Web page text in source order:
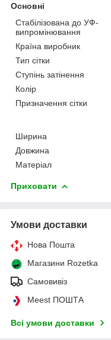
Основні
Стабілізована до УФ-
випромінювання
Країна виробник
Тип сітки
Ступінь затінення
Колір
Призначення сітки
Ширина
Довжина
Матеріал
Приховати
Умови доставки
Нова Пошта
Магазини Rozetka
Самовивіз
Meest ПОШТА
Всі умови доставки